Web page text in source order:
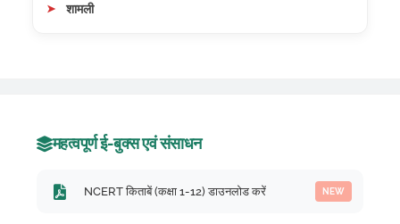
शामली
महत्वपूर्ण ई-बुक्स एवं संसाधन
NCERT किताबें (कक्षा 1-12) डाउनलोड करें NEW